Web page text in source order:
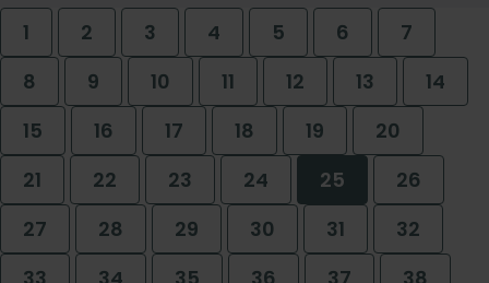
1 2 3 4 5 6
7
8
9 10 11 12 13
14
15
16 17 18 19
20
21
22 23 24 25
26
27
28 29 30 31
32